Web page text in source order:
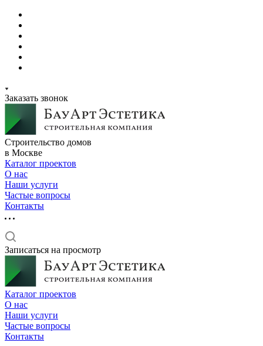
Заказать звонок
Строительство домов
в Москве
Каталог проектов
О нас
Наши услуги
Частые вопросы
Контакты
Записаться на просмотр
Каталог проектов
О нас
Наши услуги
Частые вопросы
Контакты